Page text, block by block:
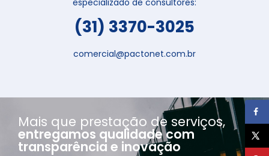
especializado de consultores:
(31) 3370-3025
comercial@pactonet.com.br
Mais que prestação de serviços,
entregamos qualidade com
transparência e inovação